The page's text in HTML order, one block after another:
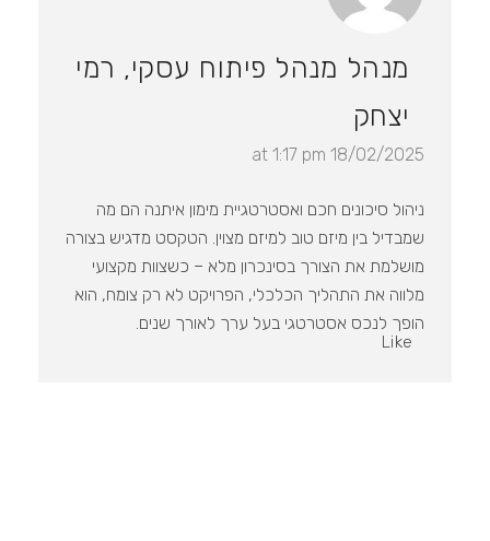
מנהל מנהל פיתוח עסקי, רמי
יצחק
18/02/2025 at 1:17 pm
ניהול סיכונים חכם ואסטרטגיית מימון איתנה הם מה
שמבדיל בין מיזם טוב למיזם מצוין. הטקסט מדגיש בצורה
מושלמת את הצורך בסינכרון מלא – כשצוות מקצועי
מלווה את התהליך הכלכלי, הפרויקט לא רק צומח, הוא
הופך לנכס אסטרטגי בעל ערך לאורך שנים.
Like